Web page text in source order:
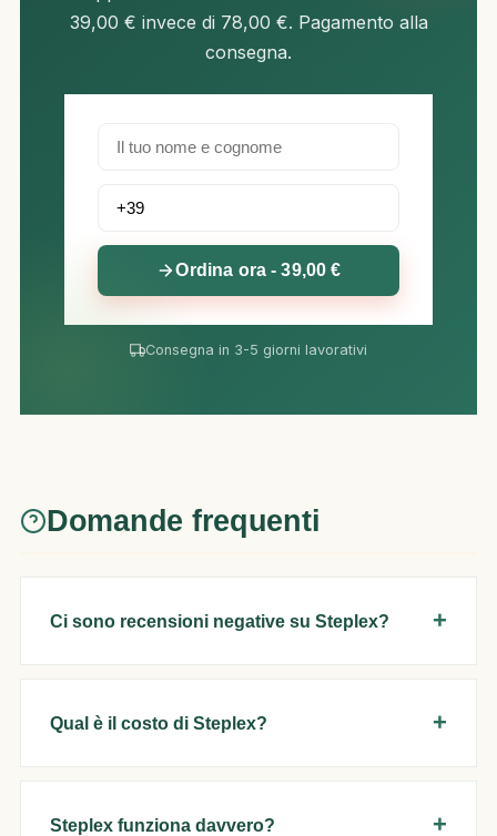
39,00 € invece di 78,00 €. Pagamento alla
consegna.
Ordina ora - 39,00 €
Consegna in 3-5 giorni lavorativi
Domande frequenti
Ci sono recensioni negative su Steplex?
Qual è il costo di Steplex?
Steplex funziona davvero?